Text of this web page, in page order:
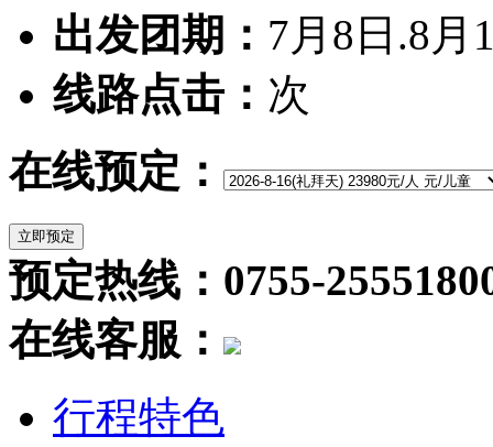
出发团期： 7月8日.8月
线路点击： 次
在线预定：
预定热线：0755-
在线客服：
行程特色